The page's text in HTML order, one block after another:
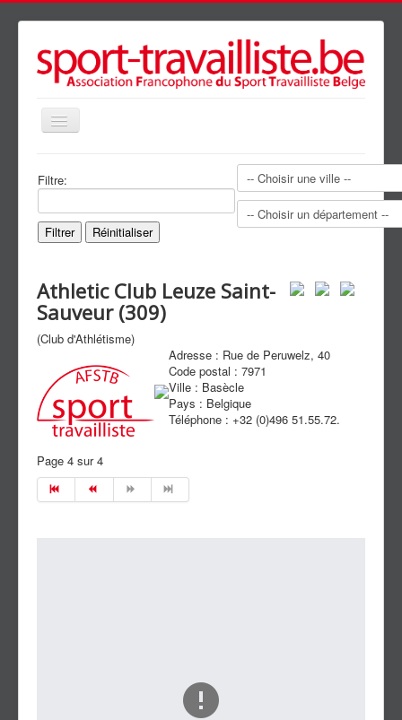
Basculer
la
Présentation
Agenda
Galerie
News
Partenaires
Liens
Contact
Filtre:
Filtrer Réinitialiser
Athletic Club Leuze Saint-
Sauveur (309)
(Club d'Athlétisme)
Adresse : Rue de Peruwelz, 40
Code postal : 7971
Ville : Basècle
Pays : Belgique
Téléphone : +32 (0)496 51.55.72.
Page 4 sur 4